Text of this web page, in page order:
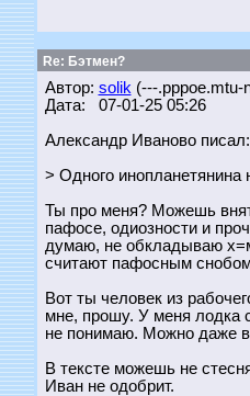
Re: Бэтмен?
Автор: solik (---.pppoe.mtu-
Дата: 07-01-25 05:26
Александр Иваново писал:
> Одного
Ты про меня? Можешь
пафосе, одиозности и
думаю, не обкладываю
считают пафосным
Вот ты человек из
мне, прошу. У меня лодка
не понимаю. Можно даже
В тексте можешь не
Иван не одобрит.